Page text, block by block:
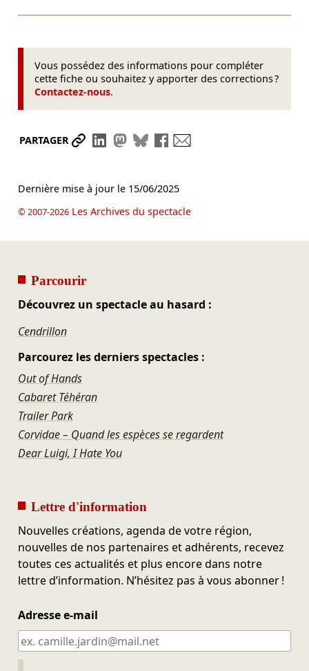
Vous possédez des informations pour compléter
cette fiche ou souhaitez y apporter des corrections ?
Contactez-nous.
PARTAGER Partager le lien
Partager sur LinkedIn
Partager sur Mastodon
Partager sur Bluesky
Partager sur Facebook
Dernière mise à jour le 15/06/2025
© 2007-2026Les Archives du spectacle
Parcourir
Découvrez un spectacle au hasard :
Cendrillon
Parcourez les derniers spectacles :
Out of Hands
Cabaret Téhéran
Trailer Park
Corvidae – Quand les espèces se regardent
Dear Luigi, I Hate You
Lettre d'information
Nouvelles créations, agenda de votre région,
nouvelles de nos partenaires et adhérents, recevez
toutes ces actualités et plus encore dans notre
lettre d’information. N’hésitez pas à vous abonner !
Adresse e-mail